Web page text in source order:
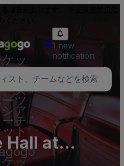
ッ
- コ
ー
ス
ツ
ア
ーチ
ト
ッ
1 new
notification
Hall at